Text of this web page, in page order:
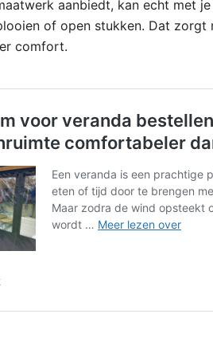
aanbiedt, kan echt met
of open stukken. Dat zorgt
comfort.